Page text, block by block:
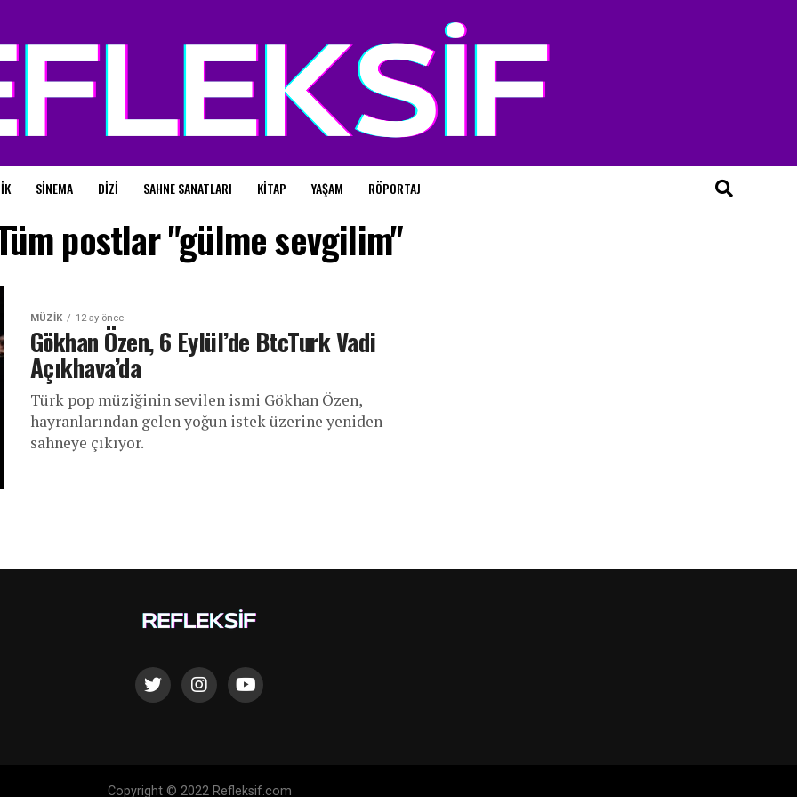
SINEMA DIZI SAHNE SANATLARI KITAP YAŞAM RÖPORTAJ
postlar "gülme sevgilim"
MÜZIK 12 ay önce
Gökhan Özen, 6 Eylül’de BtcTurk Vadi
Açıkhava’da
Türk pop müziğinin sevilen ismi Gökhan Özen,
hayranlarından gelen yoğun istek üzerine yeniden
sahneye çıkıyor.
Copyright © 2022 Refleksif.com